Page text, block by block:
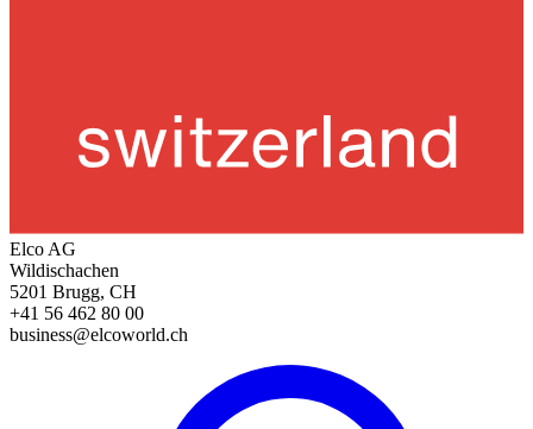
Elco AG
Wildischachen
5201 Brugg, CH
+41 56 462 80 00
business@elcoworld.ch